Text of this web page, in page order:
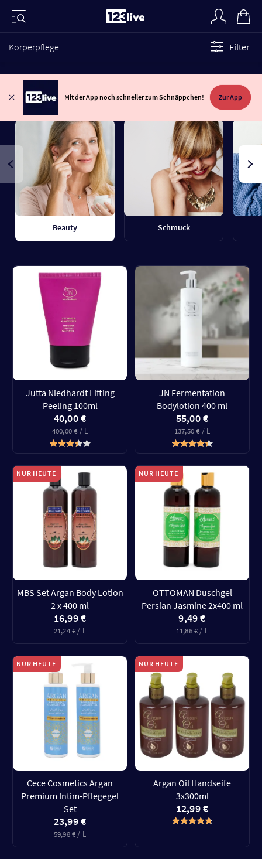
Körperpflege Filter
Mit der App noch schneller zum Schnäppchen! Zur App
Beauty Schmuck
Jutta Niedhardt Lifting
Peeling 100ml
40,00 €
400,00 € / L
JN Fermentation
Bodylotion 400 ml
55,00 €
137,50 € / L
NUR HEUTE
MBS Set Argan Body Lotion
2 x 400 ml
16,99 €
21,24 € / L
NUR HEUTE
OTTOMAN Duschgel
Persian Jasmine 2x400 ml
9,49 €
11,86 € / L
NUR HEUTE
Cece Cosmetics Argan
Premium Intim-Pflegegel
Set
23,99 €
59,98 € / L
NUR HEUTE
Argan Oil Handseife
3x300ml
12,99 €